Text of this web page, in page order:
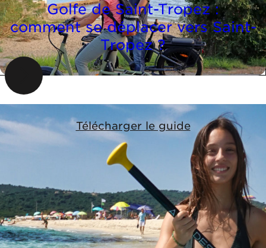
Golfe de Saint-Tropez :
comment se déplacer vers Saint-
Tropez ?
Télécharger le guide